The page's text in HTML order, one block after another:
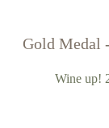
Gold Medal
Wine up!